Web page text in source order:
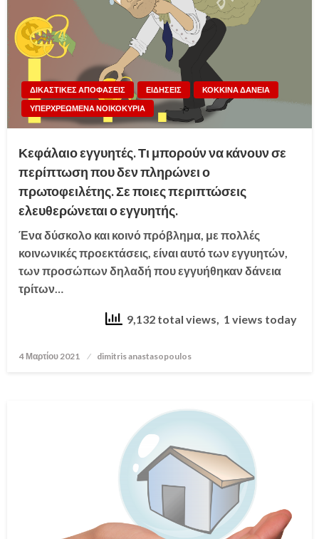
ΔΙΚΑΣΤΙΚΕΣ ΑΠΟΦΑΣΕΙΣ ΕΙΔΗΣΕΙΣ
ΚΟΚΚΙΝΑ ΔΑΝΕΙΑ
ΥΠΕΡΧΡΕΩΜΕΝΑ ΝΟΙΚΟΚΥΡΙΑ
Κεφάλαιο εγγυητές. Τι μπορούν να κάνουν σε
περίπτωση που δεν πληρώνει ο
πρωτοφειλέτης. Σε ποιες περιπτώσεις
ελευθερώνεται ο εγγυητής.
Ένα δύσκολο και κοινό πρόβλημα, με πολλές
κοινωνικές προεκτάσεις, είναι αυτό των εγγυητών,
των προσώπων δηλαδή που εγγυήθηκαν δάνεια
τρίτων…
9,132 total views, 1 views today
Posted
4 Μαρτίου 2021 dimitris anastasopoulos